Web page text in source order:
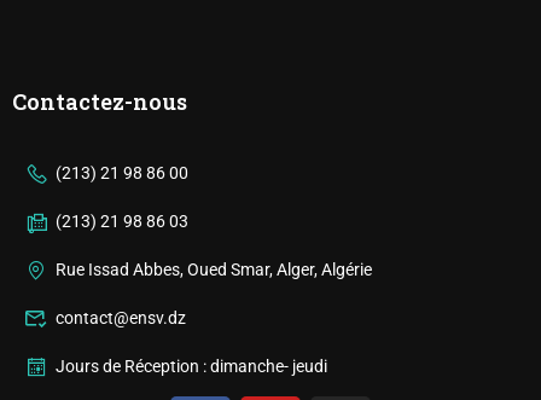
Contactez-nous
(213) 21 98 86 00
(213) 21 98 86 03
Rue Issad Abbes, Oued Smar, Alger, Algérie
contact@ensv.dz
Jours de Réception : dimanche- jeudi